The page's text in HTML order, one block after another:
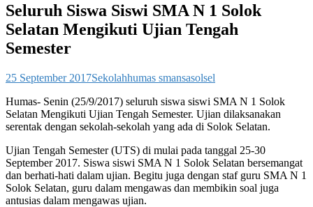
Seluruh Siswa Siswi SMA N 1 Solok
Selatan Mengikuti Ujian Tengah
Semester
25 September 2017Sekolahhumas smansasolsel
Humas- Senin (25/9/2017) seluruh siswa siswi SMA N 1 Solok
Selatan Mengikuti Ujian Tengah Semester. Ujian dilaksanakan
serentak dengan sekolah-sekolah yang ada di Solok Selatan.
Ujian Tengah Semester (UTS) di mulai pada tanggal 25-30
September 2017. Siswa siswi SMA N 1 Solok Selatan bersemangat
dan berhati-hati dalam ujian. Begitu juga dengan staf guru SMA N 1
Solok Selatan, guru dalam mengawas dan membikin soal juga
antusias dalam mengawas ujian.